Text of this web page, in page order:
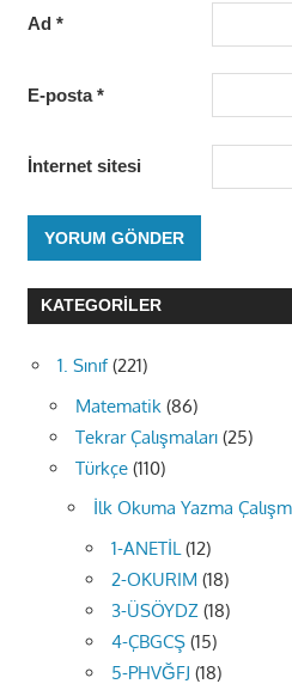
Ad *
E-posta*
İnternet sitesi
KATEGORILER
1. Sınıf(221)
Matematik (86)
Tekrar Çalışmaları (25)
Türkçe (110)
İlk Okuma Yazma
1-ANETİL (12)
2-OKURIM (18)
3-ÜSÖYDZ (18)
4-ÇBGCŞ (15)
5-PHVĞFJ (18)